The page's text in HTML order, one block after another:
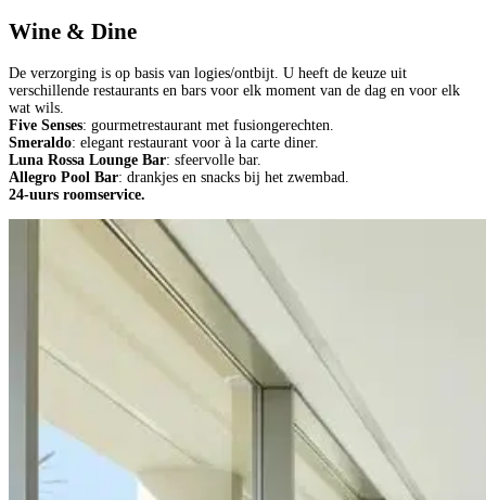
Wine & Dine
De verzorging is op basis van logies/ontbijt. U heeft de keuze uit
verschillende restaurants en bars voor elk moment van de dag en voor elk
wat wils.
Five Senses: gourmetrestaurant met fusiongerechten.
Smeraldo: elegant restaurant voor à la carte diner.
Luna Rossa Lounge Bar: sfeervolle bar.
Allegro Pool Bar: drankjes en snacks bij het zwembad.
24-uurs roomservice.